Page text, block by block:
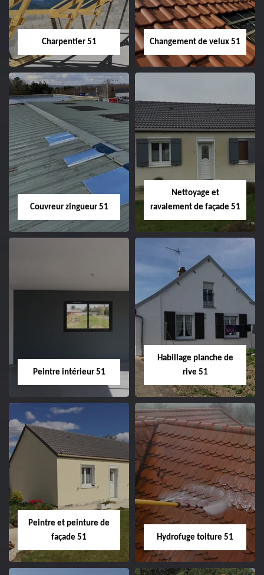
Charpentier 51
Charpentier 51
Changement de velux 51
Changement de
velux 51
Couvreur zingueur 51
51
Nettoyage et
ravalement de façade 51
Nettoyage et
ravalement de
façade 51
Peintre intérieur 51
Peintre intérieur
Habillage planche de
rive 51
Habillage planche
de rive 51
Peintre et peinture de
façade 51
Hydrofuge toiture 51